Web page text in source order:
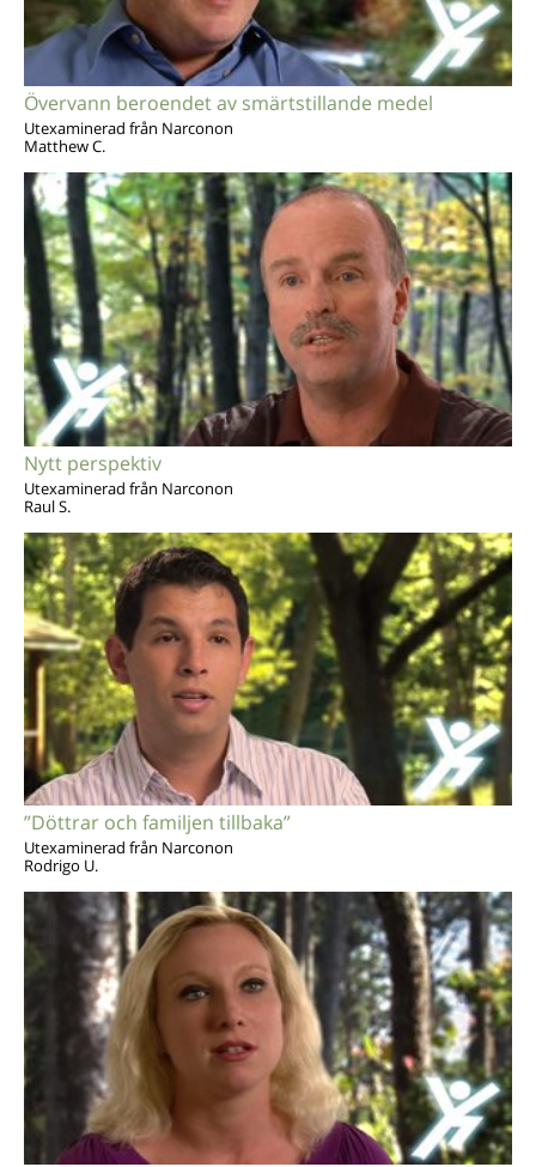
Övervann beroendet av smärtstillande medel
Utexaminerad från Narconon
Matthew C.
Nytt perspektiv
Utexaminerad från Narconon
Raul S.
”Döttrar och familjen tillbaka”
Utexaminerad från Narconon
Rodrigo U.